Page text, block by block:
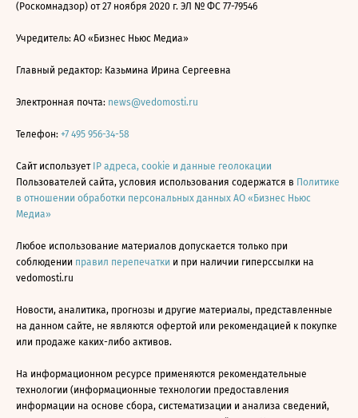
(Роскомнадзор) от 27 ноября 2020 г. ЭЛ № ФС 77-79546
Учредитель: АО «Бизнес Ньюс Медиа»
Главный редактор: Казьмина Ирина Сергеевна
Электронная почта: news@vedomosti.ru
Телефон: +7 495 956-34-58
Сайт использует IP адреса, cookie и данные геолокации
Пользователей сайта, условия использования содержатся в Политике
в отношении обработки персональных данных АО «Бизнес Ньюс
Медиа»
Любое использование материалов допускается только при
соблюдении правил перепечатки и при наличии гиперссылки на
vedomosti.ru
Новости, аналитика, прогнозы и другие материалы, представленные
на данном сайте, не являются офертой или рекомендацией к покупке
или продаже каких-либо активов.
На информационном ресурсе применяются рекомендательные
технологии (информационные технологии предоставления
информации на основе сбора, систематизации и анализа сведений,